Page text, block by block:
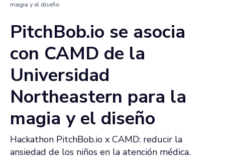
magia y el diseño
PitchBob.io se asocia
con CAMD de la
Universidad
Northeastern para la
magia y el diseño
Hackathon PitchBob.io x CAMD: reducir la
ansiedad de los niños en la atención médica.